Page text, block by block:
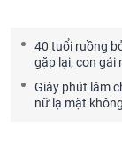
40 tuổi ruồng
gặp lại, con gái
Giây phút lâm
nữ lạ mặt